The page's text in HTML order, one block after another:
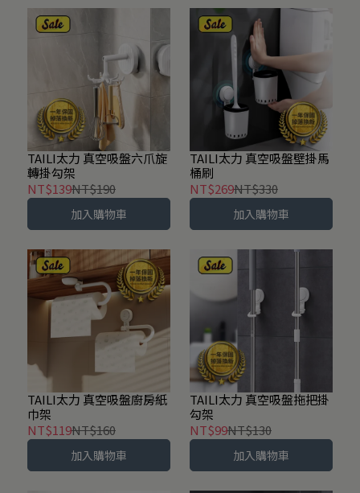
TAILI太力 真空吸盤六爪旋
轉掛勾架
NT$139NT$190
加入購物車
TAILI太力 真空吸盤壁掛馬
桶刷
NT$269NT$330
加入購物車
TAILI太力 真空吸盤廚房紙
巾架
NT$119NT$160
加入購物車
TAILI太力 真空吸盤拖把掛
勾架
NT$99NT$130
加入購物車